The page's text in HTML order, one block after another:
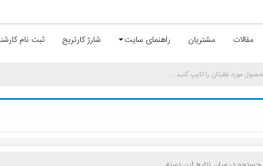
مقالات مشتریان راهنمای سایت شارژ کارتریج ثبت نام